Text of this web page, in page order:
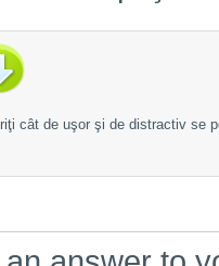
cât de uşor şi de distractiv se